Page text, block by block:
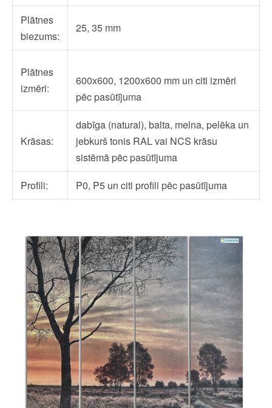
Plātnes
biezums:
25, 35 mm
Plātnes
izmēri:
600x600, 1200x600 mm un citi izmēri
pēc pasūtījuma
Krāsas:
dabīga (natural), balta, melna, pelēka un
jebkurš tonis RAL vai NCS krāsu
sistēmā pēc pasūtījuma
Profili:
P0, P5 un citi profili pēc pasūtījuma